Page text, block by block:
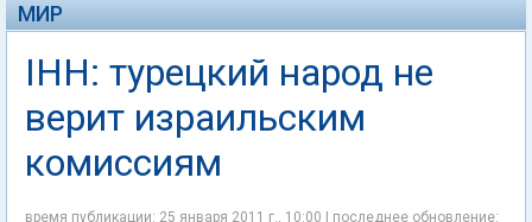
МИР
IHH: турецкий народ не
верит израильским
комиссиям
время публикации: 25 января 2011 г., 10:00 | последнее обновление: